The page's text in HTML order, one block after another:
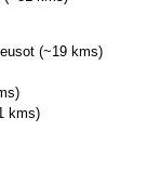
(~19 kms)
kms)